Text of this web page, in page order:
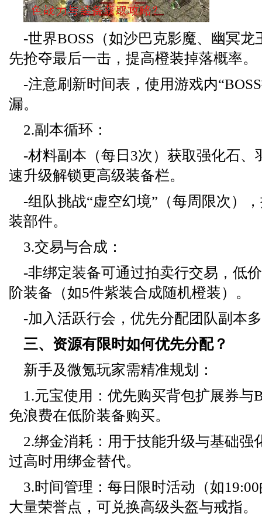
-世界BOSS（如沙巴克影魔、幽冥
先抢夺最后一击，提高橙装掉落概率。
-注意刷新时间表，使用游戏内
漏。
2.副本循环：
-材料副本（每日3次）获取强化石、
速升级解锁更高级装备栏。
-组队挑战“虚空幻境”（每周限次）
装部件。
3.交易与合成：
-非绑定装备可通过拍卖行交易，低
阶装备（如5件紫装合成随机橙装）。
-加入活跃行会，优先分配团队副本
三、资源有限时如何优先分配？
新手及微氪玩家需精准规划：
1.元宝使用：优先购买背包扩展券与
免浪费在低阶装备购买。
2.绑金消耗：用于技能升级与基础强
过高时用绑金替代。
3.时间管理：每日限时活动（如
大量荣誉点，可兑换高级头盔与戒指。